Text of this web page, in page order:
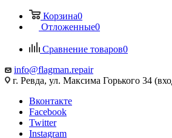
Корзина0
Отложенные0
Сравнение товаров0
info@flagman.repair
г. Ревда, ул. Максима Горького 34
Вконтакте
Facebook
Twitter
Instagram